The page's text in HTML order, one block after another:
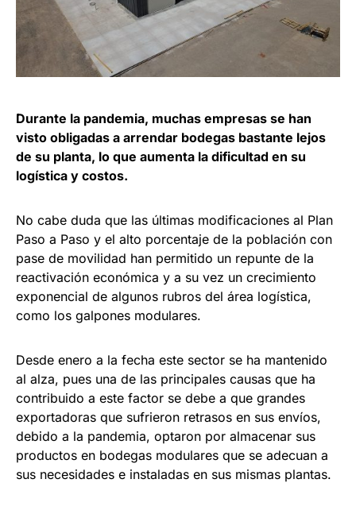
Durante la pandemia, muchas empresas se han
visto obligadas a arrendar bodegas bastante lejos
de su planta, lo que aumenta la dificultad en su
logística y costos.
No cabe duda que las últimas modificaciones al Plan
Paso a Paso y el alto porcentaje de la población con
pase de movilidad han permitido un repunte de la
reactivación económica y a su vez un crecimiento
exponencial de algunos rubros del área logística,
como los galpones modulares.
Desde enero a la fecha este sector se ha mantenido
al alza, pues una de las principales causas que ha
contribuido a este factor se debe a que grandes
exportadoras que sufrieron retrasos en sus envíos,
debido a la pandemia, optaron por almacenar sus
productos en bodegas modulares que se adecuan a
sus necesidades e instaladas en sus mismas plantas.